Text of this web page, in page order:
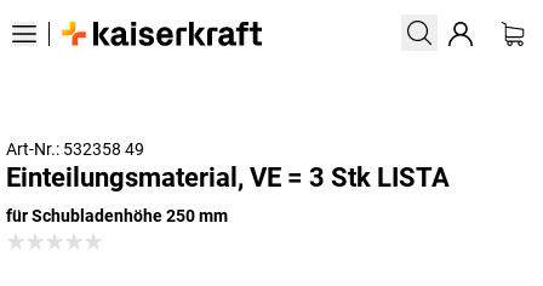
Art-Nr.: 532358 49
Einteilungsmaterial, VE = 3 Stk LISTA
für Schubladenhöhe 250 mm